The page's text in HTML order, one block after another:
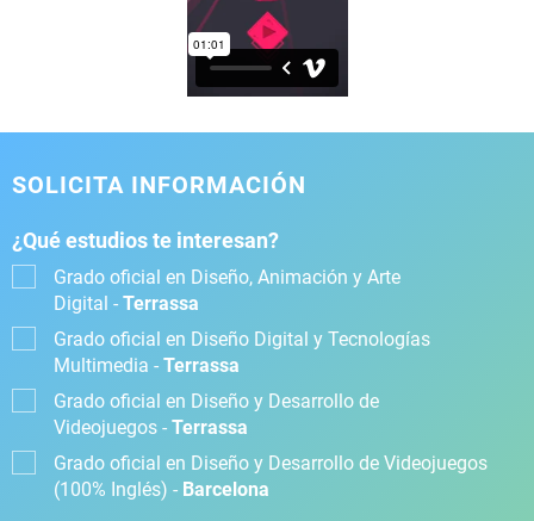
SOLICITA INFORMACIÓN
¿Qué estudios te interesan?
Grado oficial en Diseño, Animación y Arte
Digital - Terrassa
Grado oficial en Diseño Digital y Tecnologías
Multimedia - Terrassa
Grado oficial en Diseño y Desarrollo de
Videojuegos - Terrassa
Grado oficial en Diseño y Desarrollo de Videojuegos
(100% Inglés) - Barcelona